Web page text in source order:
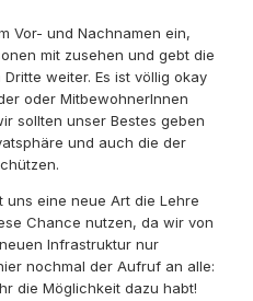
Vor- und Nachnamen ein,
mit zusehen und gebt die
weiter. Es ist völlig okay
oder MitbewohnerInnen
sollten unser Bestes geben
und auch die der
uns eine neue Art die Lehre
Chance nutzen, da wir von
Infrastruktur nur
nochmal der Aufruf an alle:
die Möglichkeit dazu habt!